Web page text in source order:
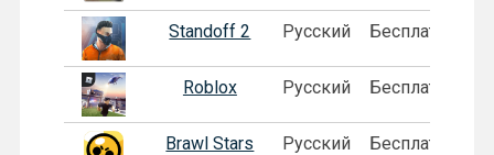
Standoff 2 Русский Бесплатная
Roblox Русский Бесплатная
Brawl Stars Русский Бесплатная